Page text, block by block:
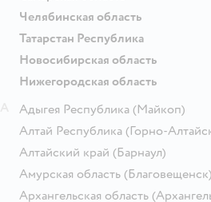
Челябинская область
Татарстан Республика
Новосибирская область
Нижегородская область
Адыгея Республика (Майкоп)
Алтай Республика (Горно-
Алтайский край (Барнаул)
Амурская область (Благовещенск)
Архангельская область